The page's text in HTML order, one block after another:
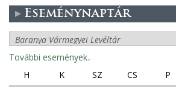
Eseménynaptár
További események..
H
K SZ CS P